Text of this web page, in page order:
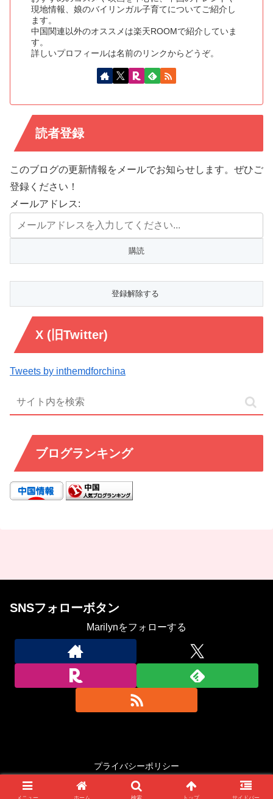
現地情報、娘のバイリンガル子育てについてご紹介し
ます。
中国関連以外のオススメは楽天ROOMで紹介していま
す。
詳しいプロフィールは名前のリンクからどうぞ。
読者登録
このブログの更新情報をメールでお知らせします。ぜひご
登録ください！
メールアドレス:
X (旧Twitter)
Tweets by inthemdforchina
ブログランキング
SNSフォローボタン
Marilynをフォローする
プライバシーポリシー
Copyright © 2023-2026 In the mood for China All Rights Reserved.
メニュー ホーム 検索 トップ サイドバー